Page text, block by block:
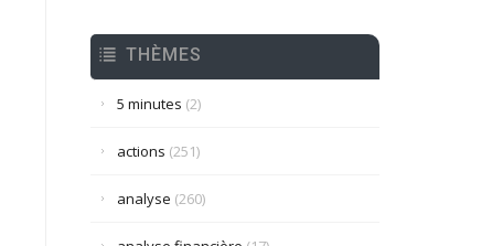
THÈMES
5 minutes (2)
actions (251)
analyse (260)